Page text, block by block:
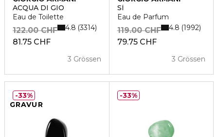
ACQUA DI GIO
Eau de Toilette
81.75 CHF
122.00 CHF
3 Grössen
4.8 3314
SÌ
Eau de Parfum
79.75 CHF
119.00 CHF
3 Grössen
4.8 1992
GRAVUR
33% 33%